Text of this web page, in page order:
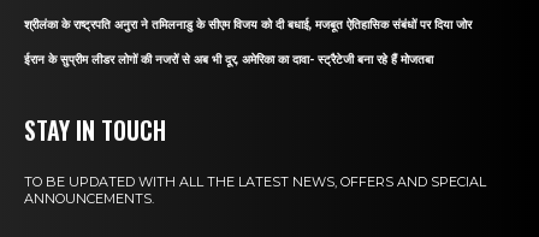
श्रीलंका के राष्ट्रपति अनुरा ने तमिलनाडु के सीएम विजय को दी बधाई, मजबूत ऐतिहासिक संबंधों पर दिया जोर
ईरान के सुप्रीम लीडर लोगों की नजरों से अब भी दूर, अमेरिका का दावा- स्ट्रैटेजी बना रहे हैं मोजतबा
STAY IN TOUCH
TO BE UPDATED WITH ALL THE LATEST NEWS, OFFERS AND SPECIAL
ANNOUNCEMENTS.